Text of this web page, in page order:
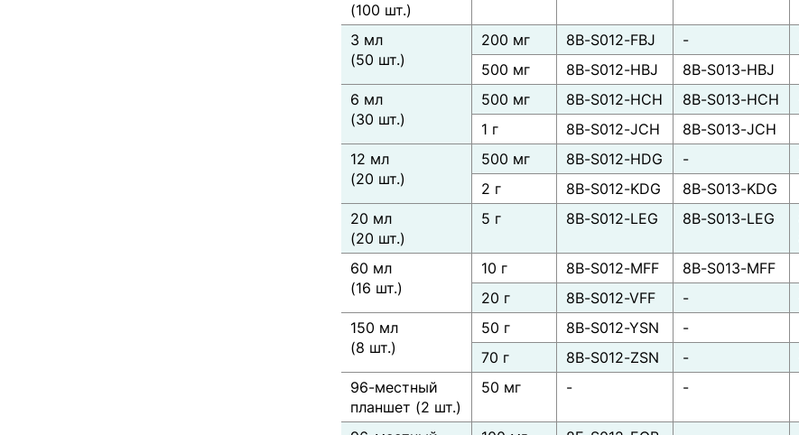
(100 шт.)
3 мл
(50 шт.)
200 мг 8B-S012-FBJ -
500 мг
8B-S012-HBJ 8B-S013-HBJ
6 мл
(30 шт.)
500 мг 8B-S012-HCH 8B-S013-HCH
1 г
8B-S012-JCH 8B-S013-JCH
12 мл
(20 шт.)
500 мг 8B-S012-HDG -
2 г
8B-S012-KDG 8B-S013-KDG
20 мл
(20 шт.)
5 г 8B-S012-LEG 8B-S013-LEG
60 мл
(16 шт.)
10 г 8B-S012-MFF 8B-S013-MFF
20 г
8B-S012-VFF -
150 мл
(8 шт.)
50 г 8B-S012-YSN -
70 г
8B-S012-ZSN -
96-местный
планшет (2 шт.)
50 мг - -